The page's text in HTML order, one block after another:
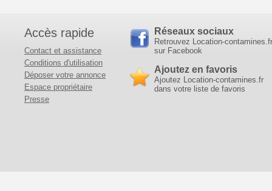
Accès rapide
Contact et assistance
Conditions d'utilisation
Déposer votre annonce
Espace propriétaire
Presse
Réseaux sociaux
Retrouvez Location-contamines.fr
sur Facebook
Ajoutez en favoris
Ajoutez Location-contamines.fr
dans votre liste de favoris